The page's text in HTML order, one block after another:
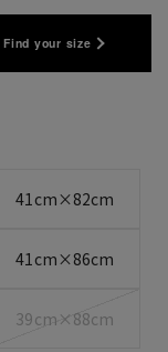
Find your size
41cm×82cm
41cm×86cm
39cm×88cm